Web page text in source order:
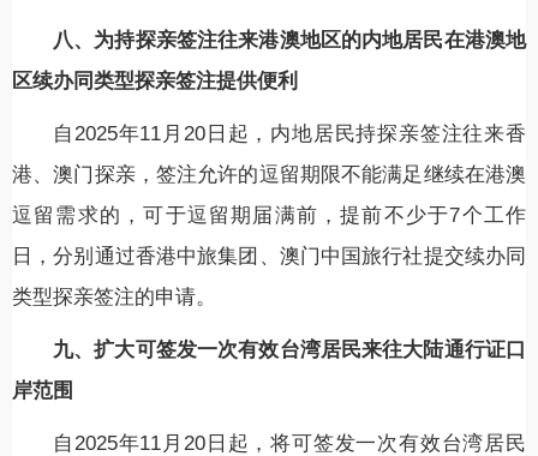
八、为持探亲签注往来港澳地区的内地居民在港澳地
区续办同类型探亲签注提供便利
自2025年11月20日起，内地居民持探亲签注往来香
港、澳门探亲，签注允许的逗留期限不能满足继续在港澳
逗留需求的，可于逗留期届满前，提前不少于7个工作
日，分别通过香港中旅集团、澳门中国旅行社提交续办同
类型探亲签注的申请。
九、扩大可签发一次有效台湾居民来往大陆通行证口
岸范围
自2025年11月20日起，将可签发一次有效台湾居民